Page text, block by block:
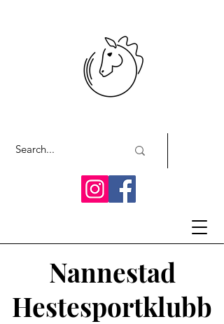
Nannestad
Hestesportklubb